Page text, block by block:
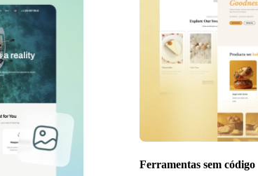
Ferramentas sem código